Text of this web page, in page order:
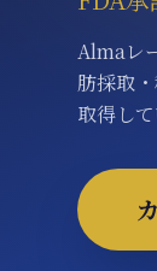
Almaレ
肪採取
取得し